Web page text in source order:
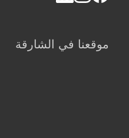
موقعنا في الشارقة